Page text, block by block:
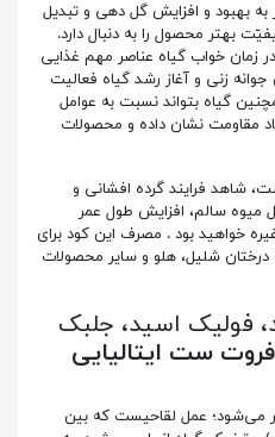
به بهبود و افزایش گل دهی و تبدیل
بهتر محصول را به دنبال دارد.
خواب گیاه عناصر مهم غذایی
زنی و آغاز رشد گیاه فعالیت
گیاه بتواند نسبت به عوامل
مقاومت نشان داده و محصولات
شاهد فرایند گرده افشانی و
میوه سالم، افزایش طول عمر
خواهید بود . مصرف این کود برای
شلیل، هلو و سایر محصولات
فولیک اسید، جلبک
ست ایتالیایی
می‌شود؛ عمل لقاحیست که بین